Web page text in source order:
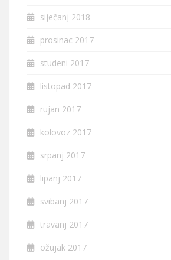
siječanj 2018
prosinac 2017
studeni 2017
listopad 2017
rujan 2017
kolovoz 2017
srpanj 2017
lipanj 2017
svibanj 2017
travanj 2017
ožujak 2017